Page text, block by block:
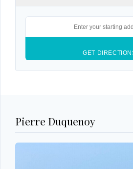
Pierre Duquenoy